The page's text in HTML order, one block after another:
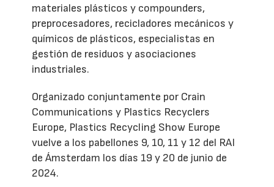
materiales plásticos y compounders,
preprocesadores, recicladores mecánicos y
químicos de plásticos, especialistas en
gestión de residuos y asociaciones
industriales.
Organizado conjuntamente por Crain
Communications y Plastics Recyclers
Europe, Plastics Recycling Show Europe
vuelve a los pabellones 9, 10, 11 y 12 del RAI
de Ámsterdam los días 19 y 20 de junio de
2024.